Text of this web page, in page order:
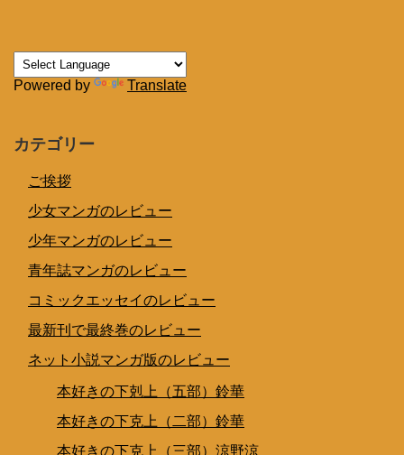
Powered by Translate
カテゴリー
ご挨拶
少女マンガのレビュー
少年マンガのレビュー
青年誌マンガのレビュー
コミックエッセイのレビュー
最新刊で最終巻のレビュー
ネット小説マンガ版のレビュー
本好きの下剋上（五部）鈴華
本好きの下克上（二部）鈴華
本好きの下克上（三部）涼野涼